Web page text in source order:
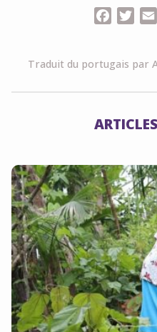
Traduit du portugais par